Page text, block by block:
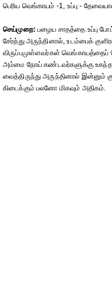
பெரிய வெங்காயம் -1, உப்பு -
செய்முறை: பழைய சாதத்தை உப்பு
சேர்த்து அருந்தினால், உடம்பைக்
விருப்பமுள்ளவர்கள் வெங்காயத்தைப்
அம்மை நோய் கண்டவர்களுக்கு உகந்த
வைத்திருந்து அருந்தினால் இன்னும்
கிடைக்கும் பலனோ மிகவும் அதிகம்.